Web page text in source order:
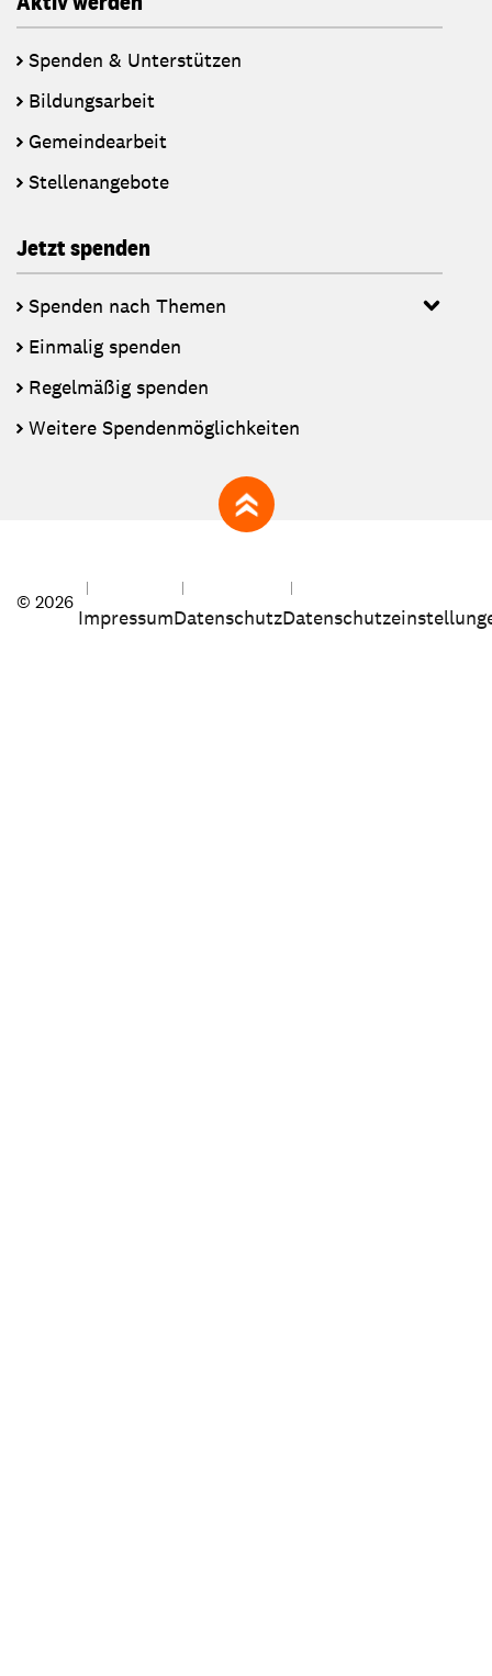
Spenden & Unterstützen
Bildungsarbeit
Gemeindearbeit
Stellenangebote
Jetzt spenden
Spenden nach Themen
Einmalig spenden
Regelmäßig spenden
Weitere Spendenmöglichkeiten
zum Seitenanfang
© 2026
ImpressumDatenschutz